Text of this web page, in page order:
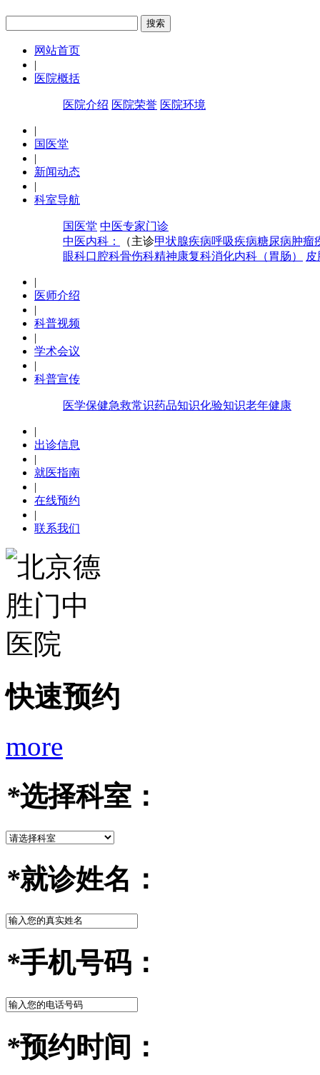
网站首页
|
医院概括
医院介绍 医院荣誉 医院环境
|
国医堂
|
新闻动态
|
科室导航
国医堂 中医专家门诊
中医内科：
（主诊甲状腺疾病呼吸疾病糖尿病肿瘤
眼科口腔科骨伤科精神康复科消化内科（胃肠） 皮
|
医师介绍
|
科普视频
|
学术会议
|
科普宣传
医学保健急救常识药品知识化验知识老年健康
|
出诊信息
|
就医指南
|
在线预约
|
联系我们
快速预约
more
*选择科室：
*就诊姓名：
*手机号码：
*预约时间：